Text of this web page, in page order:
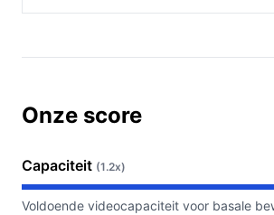
Onze score
Capaciteit (1.2x)
Voldoende videocapaciteit voor basale